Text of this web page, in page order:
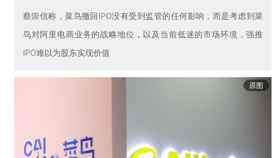
蔡崇信称，菜鸟撤回IPO没有受到监管的任何影响，而是考虑到菜
鸟对阿里电商业务的战略地位，以及当前低迷的市场环境，强推
IPO难以为股东实现价值
原图